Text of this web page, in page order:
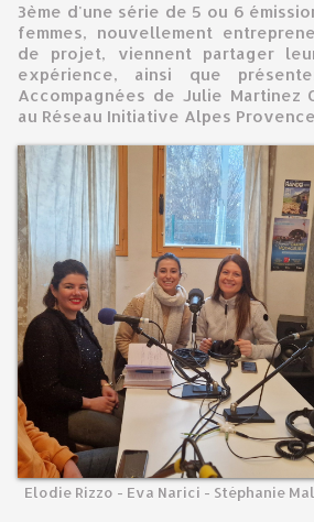
3ème d'une série de 5 ou 6
femmes, nouvellement
de projet, viennent partager
expérience, ainsi que
Accompagnées de Julie Martinez
au Réseau Initiative Alpes
Elodie Rizzo - Eva Narici - Stéphanie